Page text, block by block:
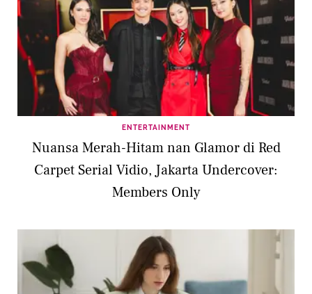
ENTERTAINMENT
Nuansa Merah-Hitam nan Glamor di Red
Carpet Serial Vidio, Jakarta Undercover:
Members Only